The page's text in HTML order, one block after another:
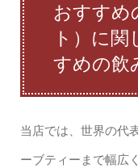
おすすめ
ト）に
すめの飲
当店では、世界の代
ーブティーまで幅広